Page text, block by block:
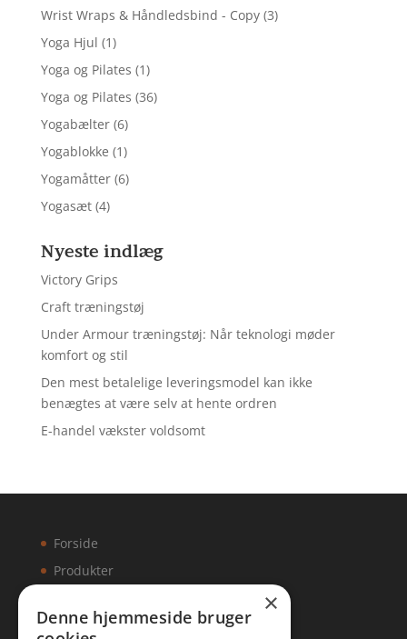
Wrist Wraps & Håndledsbind - Copy (3)
Yoga Hjul (1)
Yoga og Pilates (1)
Yoga og Pilates (36)
Yogabælter (6)
Yogablokke (1)
Yogamåtter (6)
Yogasæt (4)
Nyeste indlæg
Victory Grips
Craft træningstøj
Under Armour træningstøj: Når teknologi møder
komfort og stil
Den mest betalelige leveringsmodel kan ikke
benægtes at være selv at hente ordren
E-handel vækster voldsomt
Forside
Produkter
×
Denne hjemmeside bruger